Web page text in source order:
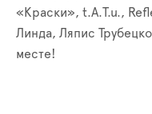
«Краски», t.A.T.u.,
Линда, Ляпис
месте!